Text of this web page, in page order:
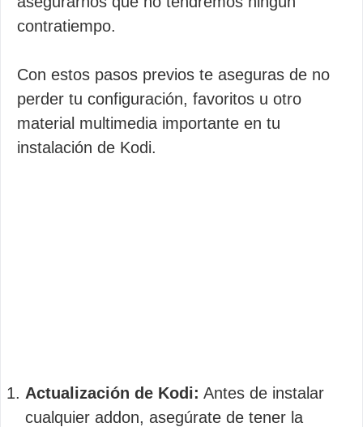
contratiempo.
Con estos pasos previos te aseguras de no
perder tu configuración, favoritos u otro
material multimedia importante en tu
instalación de Kodi.
Actualización de Kodi: Antes de instalar
cualquier addon, asegúrate de tener la